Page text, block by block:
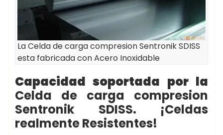
La Celda de carga compresion Sentronik SDISS
esta fabricada con Acero Inoxidable
Capacidad soportada por la
Celda de carga compresion
Sentronik SDISS. ¡Celdas
realmente Resistentes!